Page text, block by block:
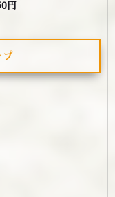
円
プ